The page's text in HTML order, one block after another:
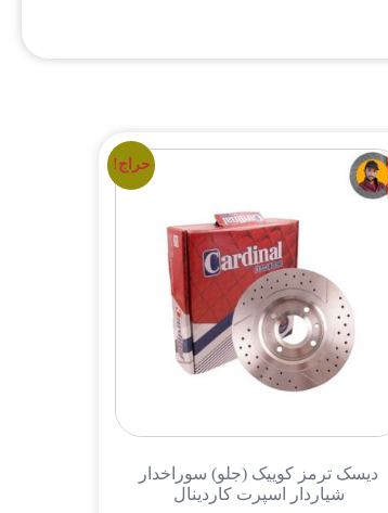
حراج!
دیسک ترمز کوییک (جلو) سوراخدار
شیاردار اسپرت کاردینال